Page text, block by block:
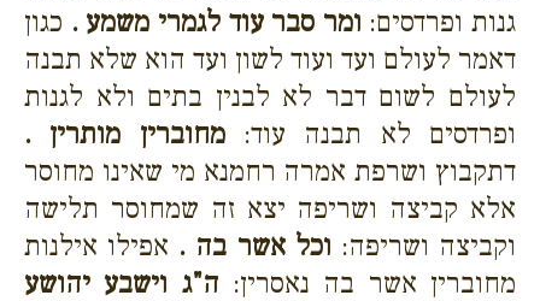
גנות ופרדסים: ומר סבר עוד לגמרי משמע . כגון
דאמר לעולם ועד ועוד לשון ועד הוא שלא תבנה
לעולם לשום דבר לא לבנין בתים ולא לגנות
ופרדסים לא תבנה עוד:מחוברין מותרין .
דתקבוץ ושרפת אמרה רחמנא מי שאינו מחוסר
אלא קביצה ושריפה יצא זה שמחוסר תלישה
וקביצה ושריפה: וכל אשר בה . אפילו אילנות
מחוברין אשר בה נאסרין: ה"ג וישבע יהושע